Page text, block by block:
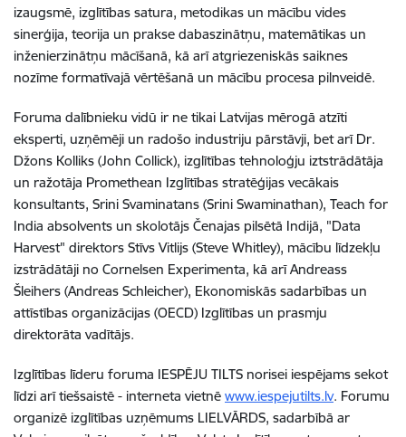
izaugsmē, izglītības satura, metodikas un mācību vides
sinerģija, teorija un prakse dabaszinātņu, matemātikas un
inženierzinātņu mācīšanā, kā arī atgriezeniskās saiknes
nozīme formatīvajā vērtēšanā un mācību procesa pilnveidē.
Foruma dalībnieku vidū ir ne tikai Latvijas mērogā atzīti
eksperti, uzņēmēji un radošo industriju pārstāvji, bet arī Dr.
Džons Kolliks (John Collick), izglītības tehnoloģju iztstrādātāja
un ražotāja Promethean Izglītības stratēģijas vecākais
konsultants, Srini Svaminatans (Srini Swaminathan), Teach for
India absolvents un skolotājs Čenajas pilsētā Indijā, "Data
Harvest" direktors Stīvs Vitlijs (Steve Whitley), mācību līdzekļu
izstrādātāji no Cornelsen Experimenta, kā arī Andreass
Šleihers (Andreas Schleicher), Ekonomiskās sadarbības un
attīstības organizācijas (OECD) Izglītības un prasmju
direktorāta vadītājs.
Izglītības līderu foruma IESPĒJU TILTS norisei iespējams sekot
līdzi arī tiešsaistē - interneta vietnē www.iespejutilts.lv. Forumu
organizē izglītības uzņēmums LIELVĀRDS, sadarbībā ar